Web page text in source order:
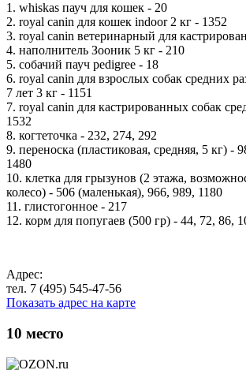
1. whiskas пауч для кошек - 20
2. royal canin для кошек indoor 2 кг - 1352
3. royal canin ветеринарный для
4. наполнитель Зооник 5 кг - 210
5. собачий пауч pedigree - 18
6. royal canin для взрослых собак средних
7 лет 3 кг - 1151
7. royal canin для кастрированных собак
1532
8. когтеточка - 232, 274, 292
9. переноска (пластиковая, средняя, 5 кг) -
1480
10. клетка для грызунов (2 этажа,
колесо) - 506 (маленькая), 966, 989, 1180
11. глистогонное - 217
12. корм для попугаев (500 гр) - 44, 72, 86,
Адрес:
тел. 7 (495) 545-47-56
Показать адрес на карте
10 место